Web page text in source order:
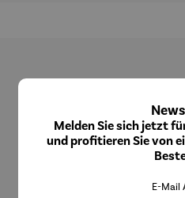
Produktgalerie überspringen
Kunden
Melden Sie sich jetzt
und profitieren Sie von
E-Mail